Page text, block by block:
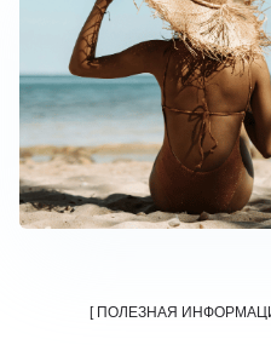
[ ПОЛЕЗНАЯ